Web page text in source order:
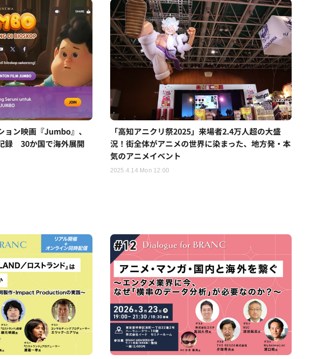
ン映画『Jumbo』、
録 30か国で海外展開
「高知アニクリ祭2025」来場者2.4万人超の大盛
況！街全体がアニメの世界に染まった、地方発・本
気のアニメイベント
2025.4.14 Mon 12:00